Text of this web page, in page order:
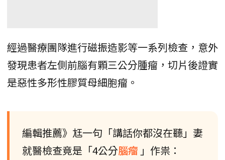
經過醫療團隊進行磁振造影等一系列檢查，意外
發現患者左側前腦有顆三公分腫瘤，切片後證實
是惡性多形性膠質母細胞瘤。
編輯推薦》尪一句「講話你都沒在聽」妻
就醫檢查竟是「4公分腦瘤 」作祟：